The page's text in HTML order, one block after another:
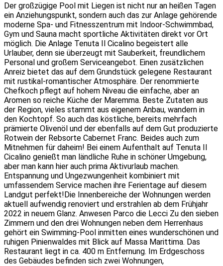
Der großzügige Pool mit Liegen ist nicht nur an heißen Tagen
ein Anziehungspunkt, sondern auch das zur Anlage gehörende
moderne Spa- und Fitnesszentrum mit Indoor-Schwimmbad,
Gym und Sauna macht sportliche Aktivitäten direkt vor Ort
möglich. Die Anlage Tenuta Il Cicalino begeistert alle
Urlauber, denn sie überzeugt mit Sauberkeit, freundlichem
Personal und großem Serviceangebot. Einen zusätzlichen
Anreiz bietet das auf dem Grundstück gelegene Restaurant
mit rustikal-romantischer Atmosphäre. Der renommierte
Chefkoch pflegt auf hohem Niveau die einfache, aber an
Aromen so reiche Küche der Maremma. Beste Zutaten aus
der Region, vieles stammt aus eigenem Anbau, wandern in
den Kochtopf. So auch das köstliche, bereits mehrfach
prämierte Olivenöl und der ebenfalls auf dem Gut produzierte
Rotwein der Rebsorte Cabernet Franc. Beides auch zum
Mitnehmen für daheim! Bei einem Aufenthalt auf Tenuta Il
Cicalino genießt man ländliche Ruhe in schöner Umgebung,
aber man kann hier auch prima Aktivurlaub machen.
Entspannung und Ungezwungenheit kombiniert mit
umfassendem Service machen ihre Ferientage auf diesem
Landgut perfekt!Die Innenbereiche der Wohnungen werden
aktuell aufwendig renoviert und erstrahlen ab dem Frühjahr
2022 in neuem Glanz. Anwesen Parco die Lecci Zu den sieben
Zimmern und den drei Wohnungen neben dem Herrenhaus
gehört ein Swimming-Pool inmitten eines wunderschönen und
ruhigen Pinienwaldes mit Blick auf Massa Marittima. Das
Restaurant liegt in ca. 400 m Entfernung. Im Erdgeschoss
des Gebäudes befinden sich zwei Wohnungen,